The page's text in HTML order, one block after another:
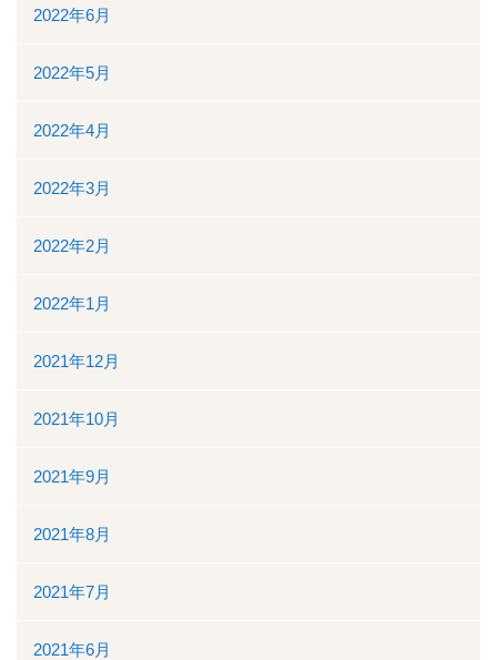
2022年6月
2022年5月
2022年4月
2022年3月
2022年2月
2022年1月
2021年12月
2021年10月
2021年9月
2021年8月
2021年7月
2021年6月